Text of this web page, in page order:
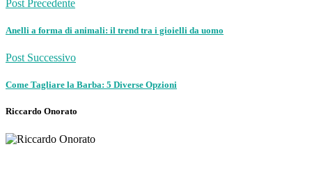
Post Precedente
Anelli a forma di animali: il trend tra i gioielli da uomo
Post Successivo
Come Tagliare la Barba: 5 Diverse Opzioni
Riccardo Onorato